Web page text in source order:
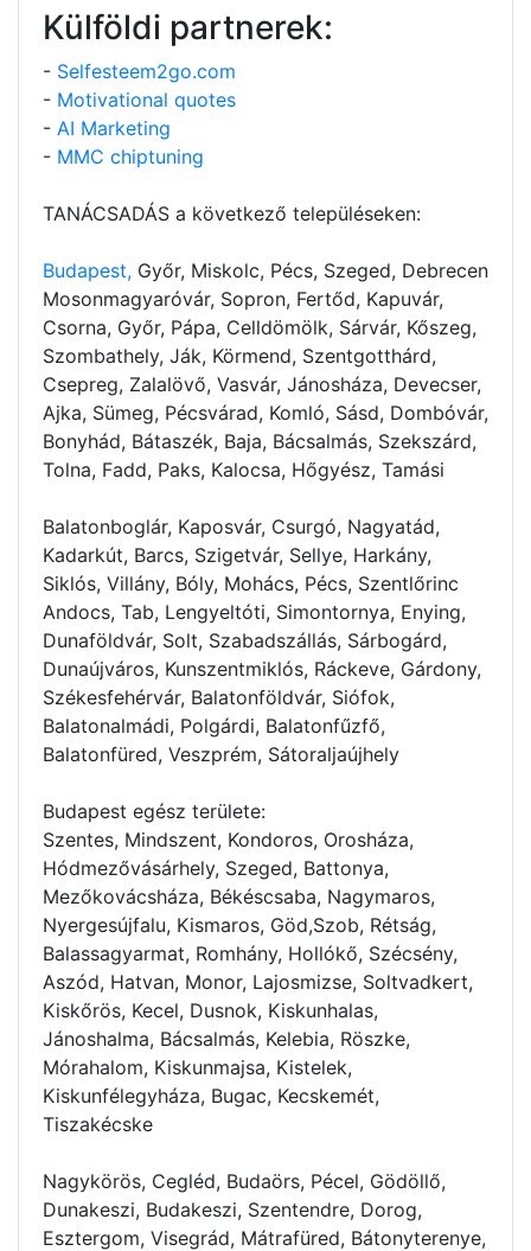
Külföldi partnerek:
- Selfesteem2go.com
- Motivational quotes
- AI Marketing
- MMC chiptuning
TANÁCSADÁS a következő településeken:
Budapest, Győr, Miskolc, Pécs, Szeged, Debrecen
Mosonmagyaróvár, Sopron, Fertőd, Kapuvár,
Csorna, Győr, Pápa, Celldömölk, Sárvár, Kőszeg,
Szombathely, Ják, Körmend, Szentgotthárd,
Csepreg, Zalalövő, Vasvár, Jánosháza, Devecser,
Ajka, Sümeg, Pécsvárad, Komló, Sásd, Dombóvár,
Bonyhád, Bátaszék, Baja, Bácsalmás, Szekszárd,
Tolna, Fadd, Paks, Kalocsa, Hőgyész, Tamási
Balatonboglár, Kaposvár, Csurgó, Nagyatád,
Kadarkút, Barcs, Szigetvár, Sellye, Harkány,
Siklós, Villány, Bóly, Mohács, Pécs, Szentlőrinc
Andocs, Tab, Lengyeltóti, Simontornya, Enying,
Dunaföldvár, Solt, Szabadszállás, Sárbogárd,
Dunaújváros, Kunszentmiklós, Ráckeve, Gárdony,
Székesfehérvár, Balatonföldvár, Siófok,
Balatonalmádi, Polgárdi, Balatonfűzfő,
Balatonfüred, Veszprém, Sátoraljaújhely
Budapest egész területe:
Szentes, Mindszent, Kondoros, Orosháza,
Hódmezővásárhely, Szeged, Battonya,
Mezőkovácsháza, Békéscsaba, Nagymaros,
Nyergesújfalu, Kismaros, Göd,Szob, Rétság,
Balassagyarmat, Romhány, Hollókő, Szécsény,
Aszód, Hatvan, Monor, Lajosmizse, Soltvadkert,
Kiskőrös, Kecel, Dusnok, Kiskunhalas,
Jánoshalma, Bácsalmás, Kelebia, Röszke,
Mórahalom, Kiskunmajsa, Kistelek,
Kiskunfélegyháza, Bugac, Kecskemét,
Tiszakécske
Nagykörös, Cegléd, Budaörs, Pécel, Gödöllő,
Dunakeszi, Budakeszi, Szentendre, Dorog,
Esztergom, Visegrád, Mátrafüred, Bátonyterenye,